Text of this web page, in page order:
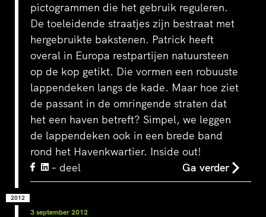
pictogrammen die het gebruik reguleren.
De toeleidende straatjes zijn bestraat met
hergebruikte bakstenen. Patrick heeft
overal in Europa restpartijen natuursteen
op de kop getikt. Die vormen een robuuste
lappendeken langs de kade. Maar hoe ziet
de passant in de omringende straten dat
het een haven betreft? Simpel, we leggen
de lappendeken ook in een brede band
rond het Havenkwartier. Inside out!
– deel
Ga verder
2012
3 september 2012